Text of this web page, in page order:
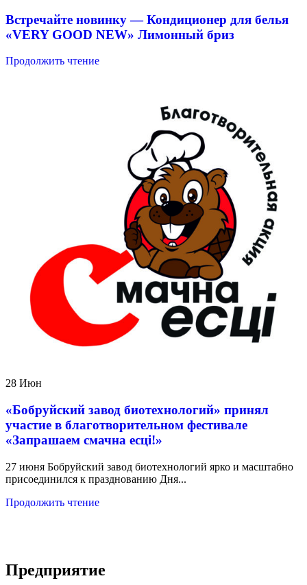
Встречайте новинку — Кондиционер для белья
«VERY GOOD NEW» Лимонный бриз
Продолжить чтение
28 Июн
«Бобруйский завод биотехнологий» принял
участие в благотворительном фестивале
«Запрашаем смачна есці!»
27 июня Бобруйский завод биотехнологий ярко и масштабно
присоединился к празднованию Дня...
Продолжить чтение
Предприятие